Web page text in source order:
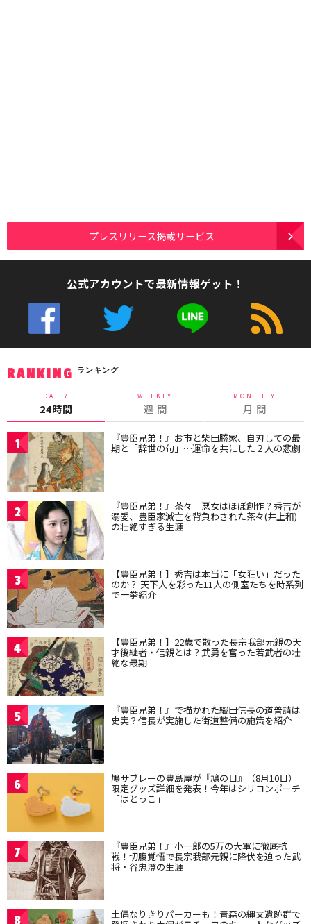
プレスリリース掲載サービス
公式アカウントで最新情報ゲット！
RANKING ランキング
DAILY
24時間
WEEKLY
週 間
MONTHLY
月 間
1 『豊臣兄弟！』お市と柴田勝家、自刃しての最
期と「辞世の句」…運命を共にした２人の悲劇
2 『豊臣兄弟！』茶々＝悪女はほぼ創作？秀吉が
溺愛、豊臣家滅亡を背負わされた茶々(井上和)
の壮絶すぎる生涯
3 【豊臣兄弟！】秀吉は本当に「女狂い」だった
のか？ 天下人を彩った11人の側室たちを時系列
で一挙紹介
4 【豊臣兄弟！】22歳で散った長宗我部元親の天
才後継者・信親とは？武勇を奮った若武者の壮
絶な最期
5 『豊臣兄弟！』で描かれた織田信長の道普請は
史実？信長が実施した街道整備の施策を紹介
6 鳩サブレーの豊島屋が『鳩の日』（8月10日）
限定グッズ詳細を発表！今年はシリコンポーチ
「はとっこ」
7 『豊臣兄弟！』小一郎の5万の大軍に徹底抗
戦！切腹覚悟で長宗我部元親に降伏を迫った武
将・谷忠澄の生涯
8 土偶なりきりパーカーも！青森の縄文遺跡群で